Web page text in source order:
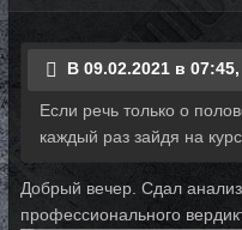
В 09.02.2021 в
Если речь только о
каждый раз зайдя на
Добрый вечер. Сдал
профессионального